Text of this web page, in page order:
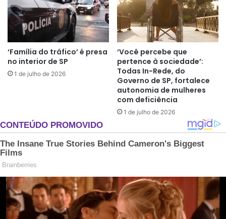
‘Família do tráfico’ é presa
no interior de SP
1 de julho de 2026
‘Você percebe que
pertence à sociedade’:
Todas In-Rede, do
Governo de SP, fortalece
autonomia de mulheres
com deficiência
1 de julho de 2026